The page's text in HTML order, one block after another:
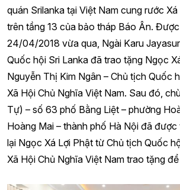
quán Srilanka tại Việt Nam cung rước
trên tầng 13 của bảo tháp Báo Ân.
24/04/2018 vừa qua, Ngài Karu
Quốc hội Sri Lanka đã trao tặng Ngọc
Nguyễn Thị Kim Ngân – Chủ tịch Quốc
Xã Hội Chủ Nghĩa Việt Nam. Sau đó,
Tự) – số 63 phố Bằng Liệt – phường
Hoàng Mai – thành phố Hà Nội đã
lại Ngọc Xá Lợi Phật từ Chủ tịch Quốc
Xã Hội Chủ Nghĩa Việt Nam trao tặng